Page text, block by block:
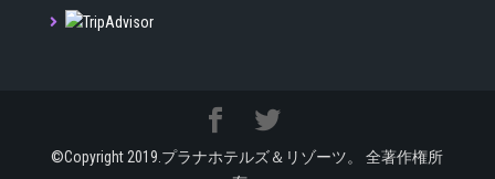
©Copyright 2019.プラナホテルズ＆リゾーツ。 全著作権所